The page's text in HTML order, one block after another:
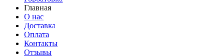
Главная
О нас
Доставка
Оплата
Контакты
Отзывы